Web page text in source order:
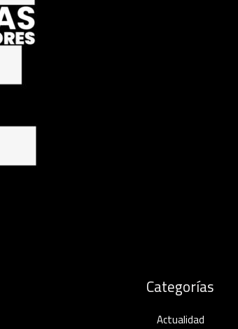
Categorías
Actualidad